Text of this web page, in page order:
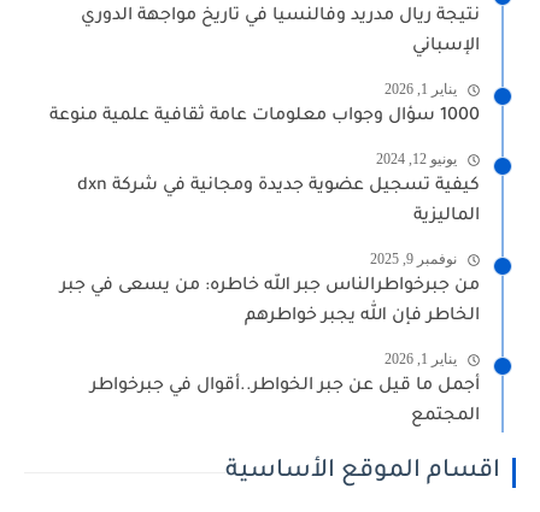
نتيجة ريال مدريد وفالنسيا في تاريخ مواجهة الدوري
الإسباني
يناير 1, 2026
1000 سؤال وجواب معلومات عامة ثقافية علمية منوعة
يونيو 12, 2024
كيفية تسجيل عضوية جديدة ومجانية في شركة dxn
الماليزية
نوفمبر 9, 2025
من جبرخواطرالناس جبر الله خاطره: من يسعى في جبر
الخاطر فإن الله يجبر خواطرهم
يناير 1, 2026
أجمل ما قيل عن جبر الخواطر..أقوال في جبرخواطر
المجتمع
اقسام الموقع الأساسية